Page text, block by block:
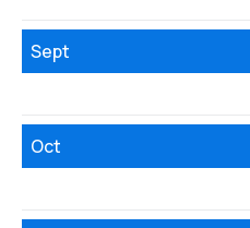
Sept
Oct